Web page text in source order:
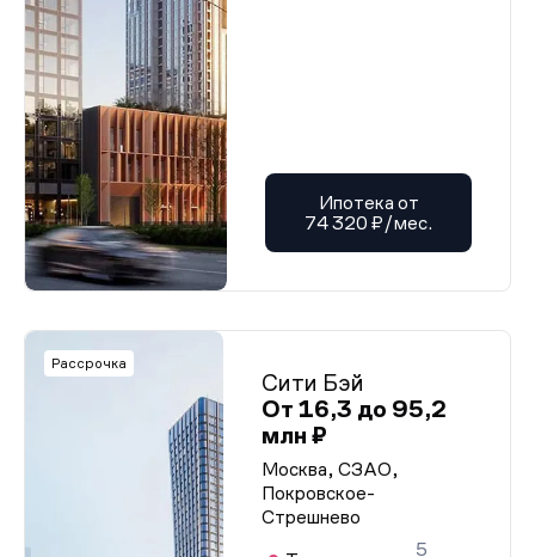
Ипотека от
74 320 ₽/мес.
Рассрочка
Сити Бэй
От 16,3 до 95,2
млн ₽
Москва, СЗАО,
Покровское-
Стрешнево
5